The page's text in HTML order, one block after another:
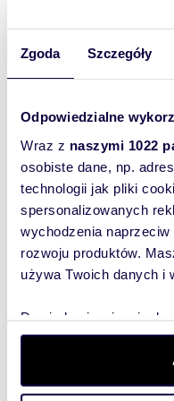
Zgoda Szczegóły
Odpowiedzialne
Wraz z naszymi 1022
osobiste dane, np.
technologii jak pliki
spersonalizowanych
wychodzenia
rozwoju produktów.
używa Twoich danych i
Dowiedz się więcej
dane są przetwarzane
. W
zmienić lub wycofać
2 1
2 2
2
2
2
2